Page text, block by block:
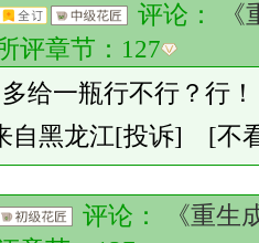
评论：
评章节： 127
给一瓶行不行？行！
自黑龙江[投诉] [不
评论：
《重生